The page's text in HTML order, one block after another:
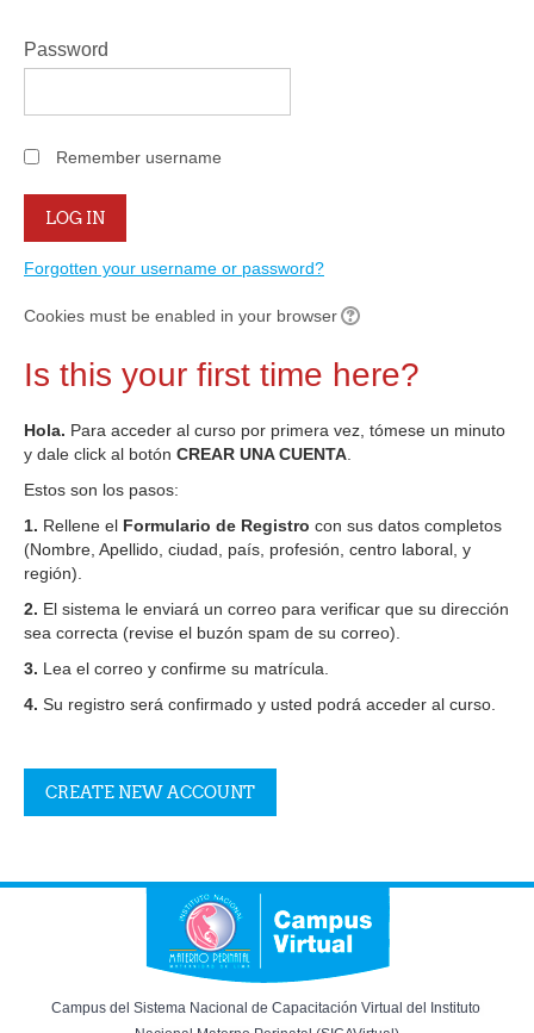
Password
Remember username
Forgotten your username or password?
Cookies must be enabled in your browser
Is this your first time here?
Hola. Para acceder al curso por primera vez, tómese un minuto
y dale click al botón CREAR UNA CUENTA
Estos son los pasos:
1. Rellene el Formulario de Registro con sus datos completos
(Nombre, Apellido, ciudad, país, profesión, centro laboral, y
región).
2. El sistema le enviará un correo para verificar que su dirección
sea correcta (revise el buzón spam de su correo).
3. Lea el correo y confirme su matrícula.
4. Su registro será confirmado y usted podrá acceder al curso.
Campus del Sistema Nacional de Capacitación Virtual del Instituto